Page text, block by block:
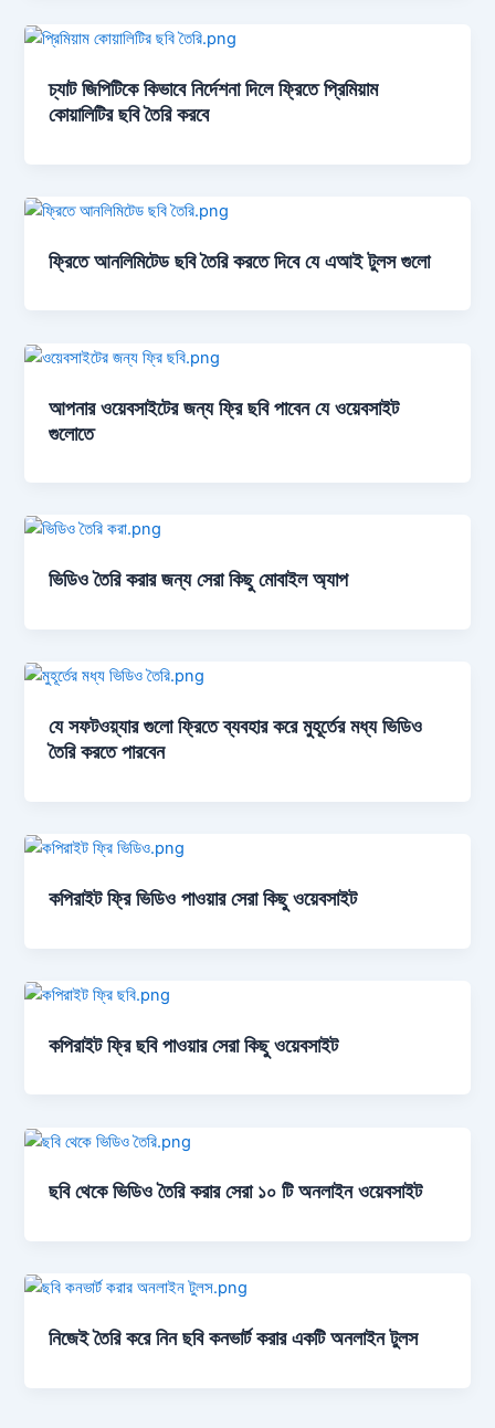
চ্যাট জিপিটিকে কিভাবে নির্দেশনা দিলে ফ্রিতে প্রিমিয়াম
কোয়ালিটির ছবি তৈরি করবে
ফ্রিতে আনলিমিটেড ছবি তৈরি করতে দিবে যে এআই টুলস গুলো
আপনার ওয়েবসাইটের জন্য ফ্রি ছবি পাবেন যে ওয়েবসাইট
গুলোতে
ভিডিও তৈরি করার জন্য সেরা কিছু মোবাইল অ্যাপ
যে সফটওয়্যার গুলো ফ্রিতে ব্যবহার করে মুহূর্তের মধ্য ভিডিও
তৈরি করতে পারবেন
কপিরাইট ফ্রি ভিডিও পাওয়ার সেরা কিছু ওয়েবসাইট
কপিরাইট ফ্রি ছবি পাওয়ার সেরা কিছু ওয়েবসাইট
ছবি থেকে ভিডিও তৈরি করার সেরা ১০ টি অনলাইন ওয়েবসাইট
নিজেই তৈরি করে নিন ছবি কনভার্ট করার একটি অনলাইন টুলস